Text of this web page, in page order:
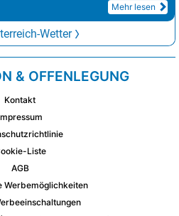
Mehr lesen
Wetter
& OFFENLEGUNG
Kontakt
Liste
AGB
Werbemöglichkeiten